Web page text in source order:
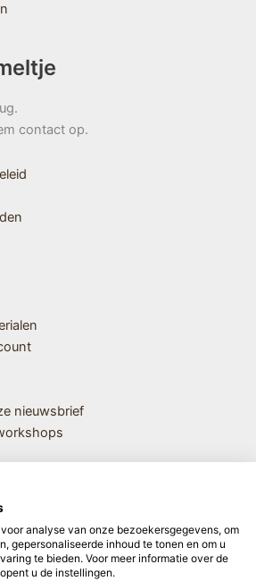
contact op.
nieuwsbrief
PRODUCTEN VOOR HET HELE
analyse van onze bezoekersgegevens, om
gepersonaliseerde inhoud te tonen en om u
te bieden. Voor meer informatie over de
u de instellingen.